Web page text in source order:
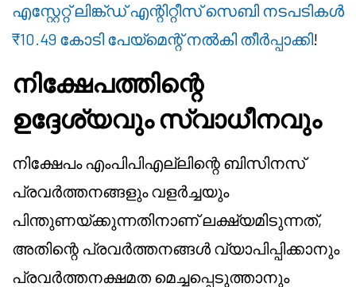
എസ്റ്റേറ്റ് ലിങ്ക്ഡ് എന്റിറ്റീസ് സെബി നടപടികൾ
₹10.49 കോടി പേയ്മെന്റ് നൽകി തീർപ്പാക്കി!
നിക്ഷേപത്തിന്റെ
ഉദ്ദേശ്യവും സ്വാധീനവും
നിക്ഷേപം എംപിപിഎല്ലിന്റെ ബിസിനസ്
പ്രവർത്തനങ്ങളും വളർച്ചയും
പിന്തുണയ്ക്കുന്നതിനാണ് ലക്ഷ്യമിടുന്നത്,
അതിന്റെ പ്രവർത്തനങ്ങൾ വ്യാപിപ്പിക്കാനും
പ്രവർത്തനക്ഷമത മെച്ചപ്പെടുത്താനും